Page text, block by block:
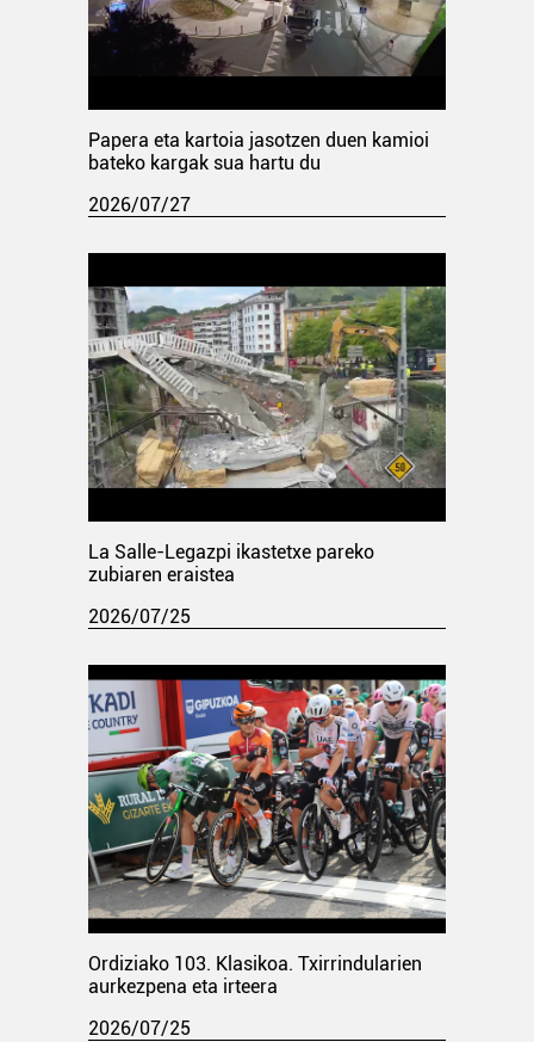
Papera eta kartoia jasotzen duen kamioi
bateko kargak sua hartu du
2026/07/27
La Salle-Legazpi ikastetxe pareko
zubiaren eraistea
2026/07/25
Ordiziako 103. Klasikoa. Txirrindularien
aurkezpena eta irteera
2026/07/25